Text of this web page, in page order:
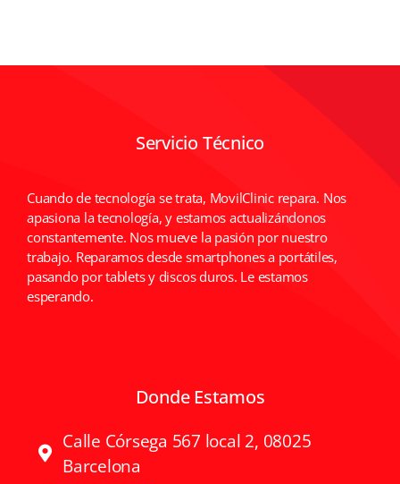
Servicio Técnico
Cuando de tecnología se trata, MovilClinic repara. Nos
apasiona la tecnología, y estamos actualizándonos
constantemente. Nos mueve la pasión por nuestro
trabajo. Reparamos desde smartphones a portátiles,
pasando por tablets y discos duros. Le estamos
esperando.
Donde Estamos
Calle Córsega 567 local 2, 08025
Barcelona